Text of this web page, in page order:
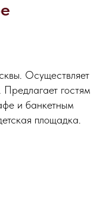
Осуществляет
гостям
и банкетным
площадка.